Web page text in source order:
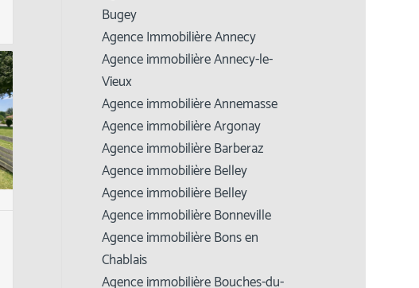
Bugey
Agence Immobilière Annecy
Agence immobilière Annecy-le-
Vieux
Agence immobilière Annemasse
Agence immobilière Argonay
Agence immobilière Barberaz
Agence immobilière Belley
Agence immobilière Belley
Agence immobilière Bonneville
Agence immobilière Bons en
Chablais
Agence immobilière Bouches-du-